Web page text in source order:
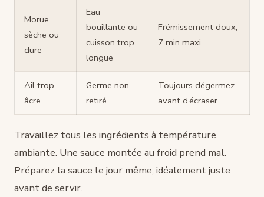
Morue
sèche ou
dure
Eau
bouillante ou
cuisson trop
longue
Frémissement doux,
7 min maxi
Ail trop
âcre
Germe non
retiré
Toujours dégermez
avant d’écraser
Travaillez tous les ingrédients à température
ambiante. Une sauce montée au froid prend mal.
Préparez la sauce le jour même, idéalement juste
avant de servir.